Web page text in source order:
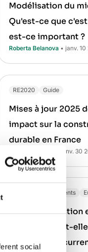
social
Modélisation du
Qu'est-ce que
est-ce important ?
Roberta Belanova • janv.
RE2020 Guide
Mises à jour 2025
impact sur la
durable en France
• janv. 30
Règlements
La réglementation
durabilité peut-
avantage